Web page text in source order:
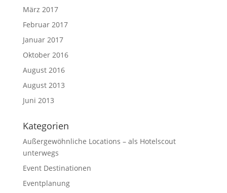
März 2017
Februar 2017
Januar 2017
Oktober 2016
August 2016
August 2013
Juni 2013
Kategorien
Außergewöhnliche Locations – als Hotelscout
unterwegs
Event Destinationen
Eventplanung